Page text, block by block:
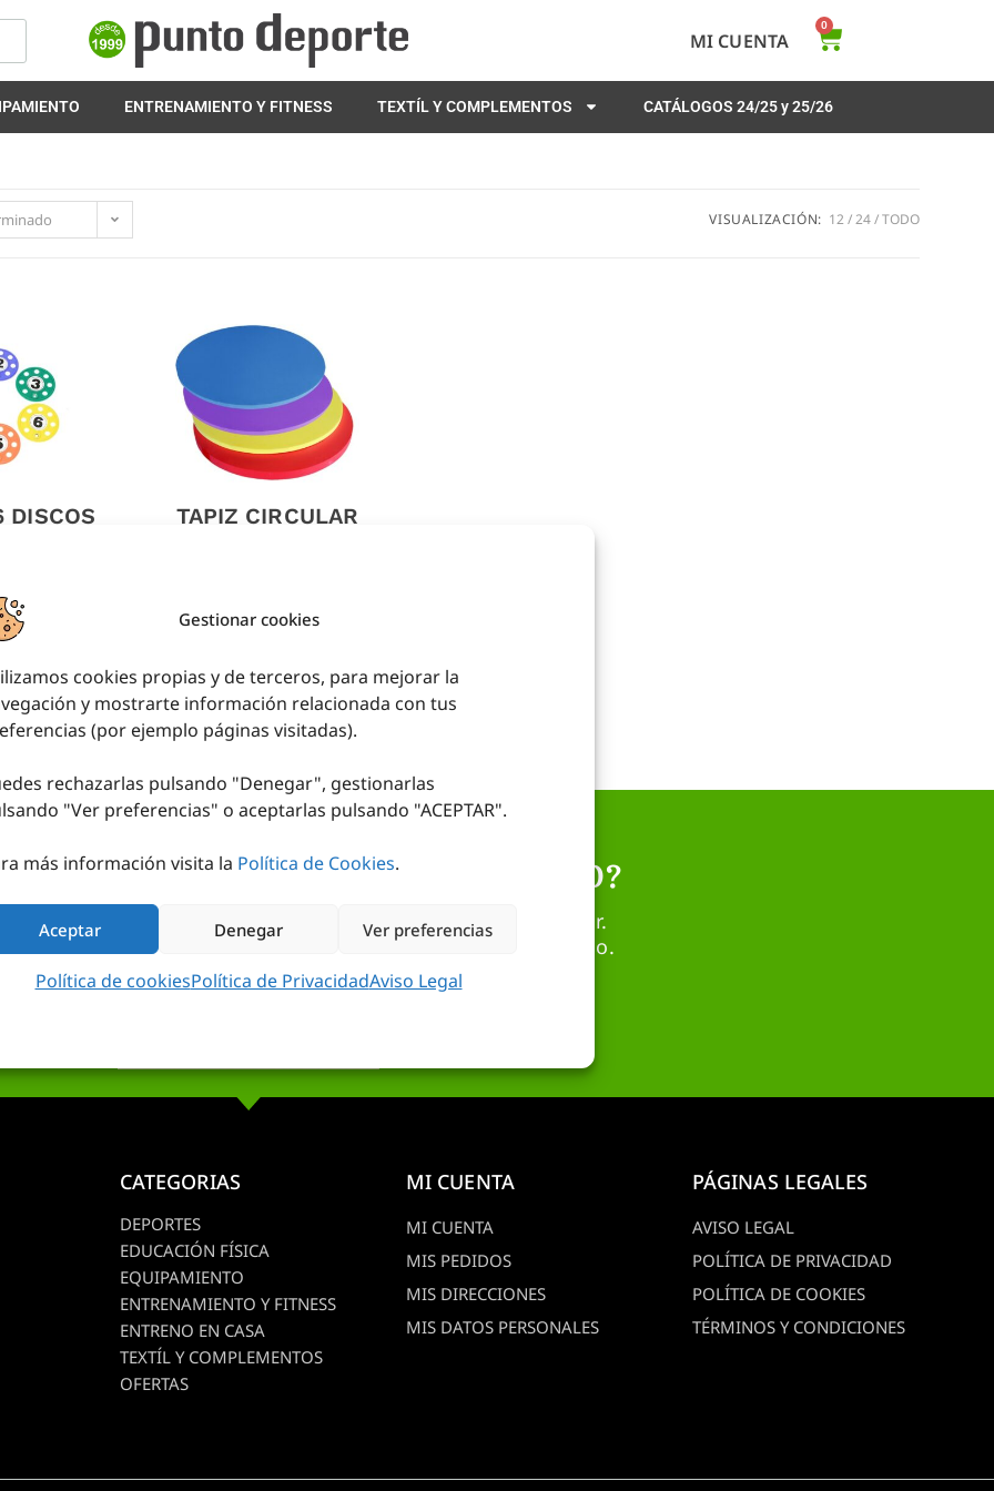
Gestionar cookies
cookies propias y de terceros, para mejorar la
y mostrarte información relacionada con tus
(por ejemplo páginas visitadas).
rechazarlas pulsando "Denegar", gestionarlas
"Ver preferencias" o aceptarlas pulsando "ACEPTAR".
más información visita la Política de Cookies.
Aceptar Denegar Ver preferencias
Política de cookiesPolítica de PrivacidadAviso Legal
MI CUENTA
0
ENTRENAMIENTO Y FITNESS TEXTÍL Y COMPLEMENTOS CATÁLOGOS 24/25 y 25/26
VISUALIZACIÓN: 12 24 TODO
DISCOS
(
TAPIZ CIRCULAR
SELECCIONAR
OPCIONES
ASESORAMIENTO DEPORTIVO?
empresa con más de 20 años de experiencia en el sector.
personalizado para lograr un equipamiento adecuado.
Nos encargamos de tus instalaciones deportivas.
CATEGORIAS
DEPORTES
EDUCACIÓN FÍSICA
EQUIPAMIENTO
ENTRENAMIENTO Y FITNESS
ENTRENO EN CASA
TEXTÍL Y COMPLEMENTOS
OFERTAS
MI CUENTA
MI CUENTA
MIS PEDIDOS
MIS DIRECCIONES
MIS DATOS PERSONALES
PÁGINAS LEGALES
AVISO LEGAL
POLÍTICA DE PRIVACIDAD
POLÍTICA DE COOKIES
TÉRMINOS Y CONDICIONES